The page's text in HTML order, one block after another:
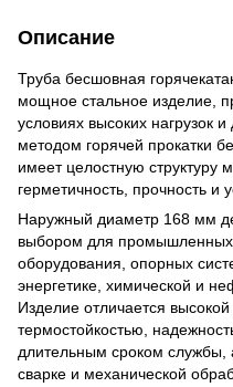
Описание
Труба бесшовная
мощное стальное изделие,
условиях высоких нагрузок
методом горячей прокатки
имеет целостную структуру
герметичность, прочность и
Наружный диаметр 168 мм
выбором для промышленных
оборудования, опорных
энергетике, химической и
Изделие отличается высокой
термостойкостью,
длительным сроком службы,
сварке и механической